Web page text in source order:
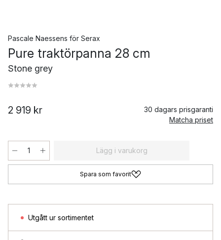
Pascale Naessens för Serax
Pure traktörpanna 28 cm
Stone grey
2 919 kr
30 dagars prisgaranti
Matcha priset
Lägg i varukorg
Spara som favorit
Utgått ur sortimentet